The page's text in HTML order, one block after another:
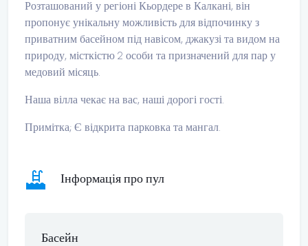
Розташований у регіоні Кьордере в Калкані, він
пропонує унікальну можливість для відпочинку з
приватним басейном під навісом, джакузі та видом на
природу, місткістю 2 особи та призначений для пар у
медовий місяць.
Наша вілла чекає на вас, наші дорогі гості.
Примітка; Є відкрита парковка та мангал.
Інформація про пул
Басейн